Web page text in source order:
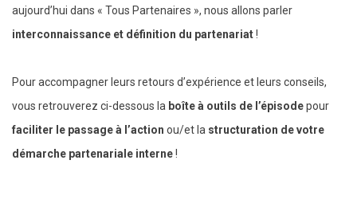
aujourd’hui dans « Tous Partenaires », nous allons parler
interconnaissance et définition du partenariat!
Pour accompagner leurs retours d’expérience et leurs conseils,
vous retrouverez ci-dessous la boîte à outils de l’épisodepour
faciliter le passage à l’action ou/et la structuration de votre
démarche partenariale interne!